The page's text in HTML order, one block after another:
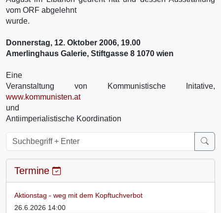
vom ORF abgelehnt
wurde.
Donnerstag, 12. Oktober 2006, 19.00
Amerlinghaus Galerie, Stiftgasse 8 1070 wien
Eine
Veranstaltung von Kommunistische Initative,
www.kommunisten.at
und
Antiimperialistische Koordination
Termine
Aktionstag - weg mit dem Kopftuchverbot
26.6.2026 14:00